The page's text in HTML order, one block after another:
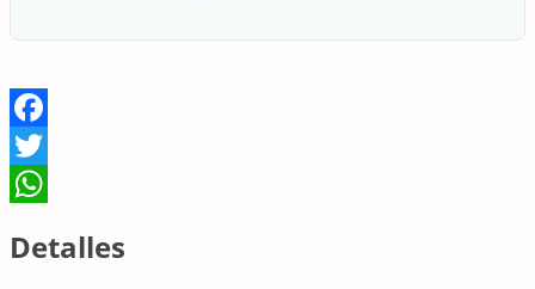
Facebook
Twitter
Detalles